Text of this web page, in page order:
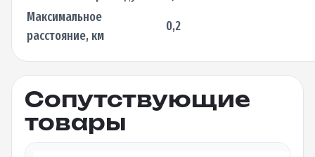
Максимальное
расстояние, км
0,2
Сопутствующие
товары